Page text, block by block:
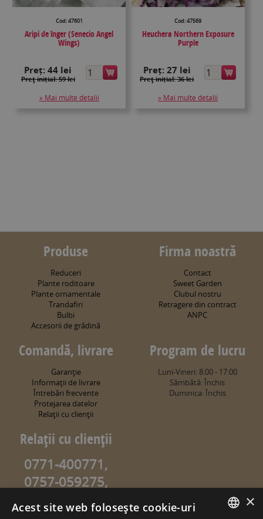
Cod: 47601
Aripi de înger (Senecio Angel
Wings)
Preț:44 lei
Preţ inițial: 59 lei
» Mai multe detalii
Cod: 47569
Heuchera Northern Exposure
Purple
Preț: 27 lei
Preţ inițial: 36 lei
» Mai multe detalii
Produse
Reduceri
Plante roditoare
Plante ornamentale
Trandafiri
Bulbi
Accesorii de grădină
Firma noastră
Contact
Sweet Garden
Clubul nostru
Retragere din contract
ANPC
Comandă, livrare
Garanţie
Informaţii de livrare
Întrebări frecvente
Protejarea datelor
Relaţii cu clienţii
Program de lucru
Luni-Vineri: 8:00 - 17:00
Sâmbătă: Închis
Duminica: Închis
Relaţii cu clienţii
0771-400771,
0757-059275,
0757-059274
info@sweetgarden.ro
×
Acest site web folosește cookie-uri